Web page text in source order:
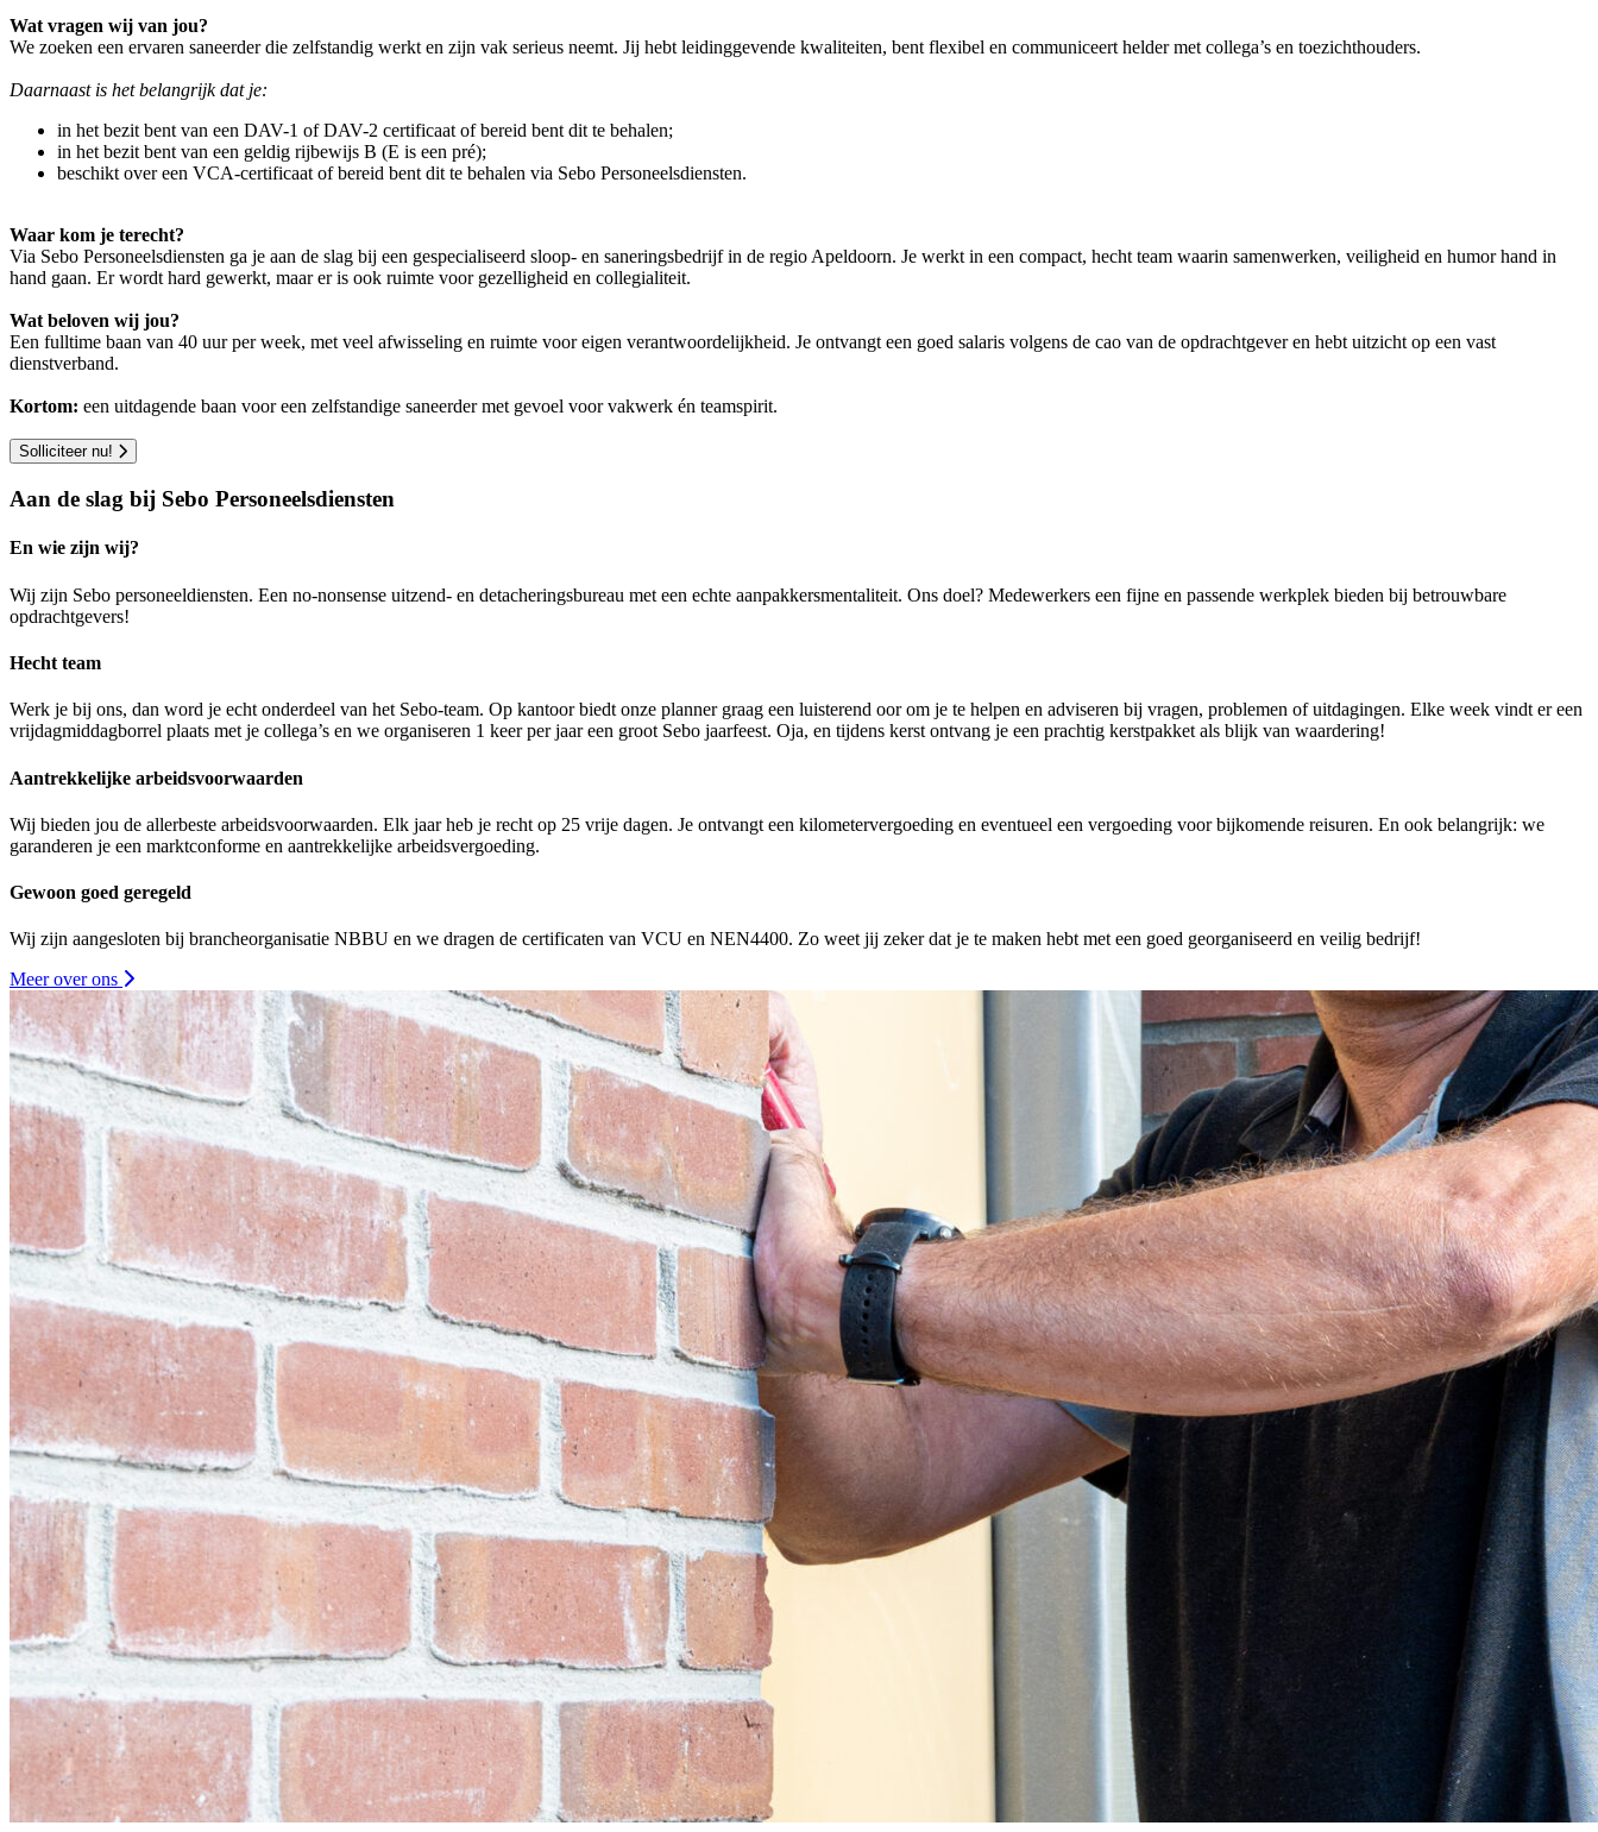
Wat vragen wij van jou?
We zoeken een ervaren saneerder die zelfstandig werkt en zijn vak serieus neemt. Jij hebt leidinggevende kwaliteiten, bent flexibel en communiceert helder met collega’s en toezichthouders.
Daarnaast is het belangrijk dat je:
in het bezit bent van een DAV-1 of DAV-2 certificaat of bereid bent dit te behalen;
in het bezit bent van een geldig rijbewijs B (E is een pré);
beschikt over een VCA-certificaat of bereid bent dit te behalen via Sebo Personeelsdiensten.
Waar kom je terecht?
Via Sebo Personeelsdiensten ga je aan de slag bij een gespecialiseerd sloop- en saneringsbedrijf in de regio Apeldoorn. Je werkt in een compact, hecht team waarin samenwerken, veiligheid en humor hand in
hand gaan. Er wordt hard gewerkt, maar er is ook ruimte voor gezelligheid en collegialiteit.
Wat beloven wij jou?
Een fulltime baan van 40 uur per week, met veel afwisseling en ruimte voor eigen verantwoordelijkheid. Je ontvangt een goed salaris volgens de cao van de opdrachtgever en hebt uitzicht op een vast
dienstverband.
Kortom: een uitdagende baan voor een zelfstandige saneerder met gevoel voor vakwerk én teamspirit.
Solliciteer nu!
Aan de slag bij Sebo Personeelsdiensten
En wie zijn wij?
Wij zijn Sebo personeeldiensten. Een no-nonsense uitzend- en detacheringsbureau met een echte aanpakkersmentaliteit. Ons doel? Medewerkers een fijne en passende werkplek bieden bij betrouwbare
opdrachtgevers!
Hecht team
Werk je bij ons, dan word je echt onderdeel van het Sebo-team. Op kantoor biedt onze planner graag een luisterend oor om je te helpen en adviseren bij vragen, problemen of uitdagingen. Elke week vindt er een
vrijdagmiddagborrel plaats met je collega’s en we organiseren 1 keer per jaar een groot Sebo jaarfeest. Oja, en tijdens kerst ontvang je een prachtig kerstpakket als blijk van waardering!
Aantrekkelijke arbeidsvoorwaarden
Wij bieden jou de allerbeste arbeidsvoorwaarden. Elk jaar heb je recht op 25 vrije dagen. Je ontvangt een kilometervergoeding en eventueel een vergoeding voor bijkomende reisuren. En ook belangrijk: we
garanderen je een marktconforme en aantrekkelijke arbeidsvergoeding.
Gewoon goed geregeld
Wij zijn aangesloten bij brancheorganisatie NBBU en we dragen de certificaten van VCU en NEN4400. Zo weet jij zeker dat je te maken hebt met een goed georganiseerd en veilig bedrijf!
Meer over ons